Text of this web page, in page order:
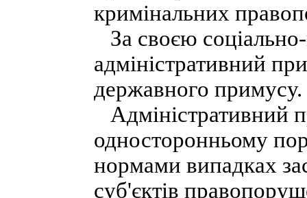
кримінальних
За своєю
адміністративний
державного примусу.
Адміністративний
односторонньому
нормами випадках
суб'єктів